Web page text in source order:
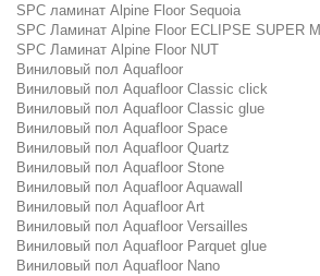
SPC ламинат Alpine Floor Sequoia
SPC Ламинат Alpine Floor ECLIPSE SUPER
SPC Ламинат Alpine Floor NUT
Виниловый пол Aquafloor
Виниловый пол Aquafloor Classic click
Виниловый пол Aquafloor Classic glue
Виниловый пол Aquafloor Space
Виниловый пол Aquafloor Quartz
Виниловый пол Aquafloor Stone
Виниловый пол Aquafloor Aquawall
Виниловый пол Aquafloor Art
Виниловый пол Aquafloor Versailles
Виниловый пол Aquafloor Parquet glue
Виниловый пол Aquafloor Nano